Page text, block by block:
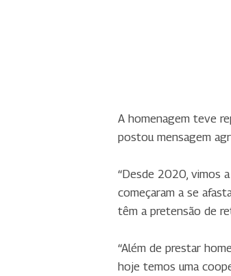
A homenagem teve
postou mensagem
“Desde 2020, vimos
começaram a se
têm a pretensão de
“Além de prestar
hoje temos uma